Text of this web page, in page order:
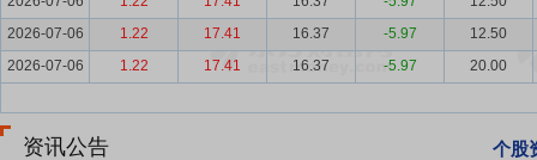
全资子公司浙江驿栈合计增资31.67亿元,其中公司增资4.5亿元,持股占
要点11：合资设立青鹬投资 拓展跨境物流
2018年6月26日公告,公
2026-07-06
1.22 17.41 16.37 -5.97
12.50
2026-07-06
1.22 17.41 16.37 -5.97 20.00
资讯公告 个股